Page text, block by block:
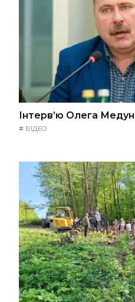
Інтерв’ю Олега
# ВІДЕО